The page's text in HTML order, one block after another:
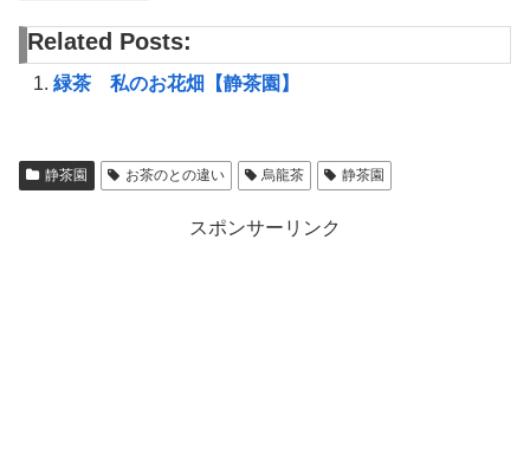
Related Posts:
緑茶 私のお花畑【静茶園】
静茶園 お茶のとの違い 烏龍茶 静茶園
スポンサーリンク